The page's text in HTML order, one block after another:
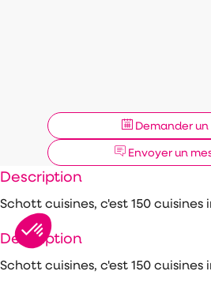
Demander un
Envoyer un
Description
Schott cuisines, c'est 150
Description
Schott cuisines, c'est 150